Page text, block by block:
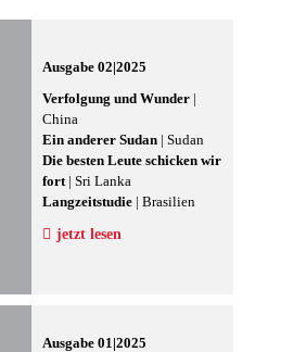
Ausgabe 02|2025
Verfolgung und Wunder |
China
Ein anderer Sudan | Sudan
Die besten Leute schicken wir
fort| Sri Lanka
Langzeitstudie | Brasilien
jetzt lesen
Ausgabe 01|2025